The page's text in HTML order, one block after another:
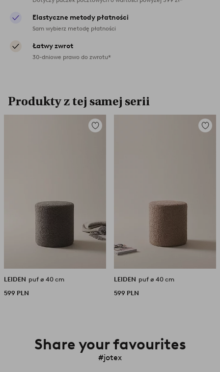
Elastyczne metody płatności
Sam wybierz metodę płatności
Łatwy zwrot
30-dniowe prawo do zwrotu*
Produkty z tej samej serii
Dodaj
LEIDEN puf ø 40 cm
599 PLN
Dodaj
LEIDEN puf ø 40 cm
599 PLN
Share your favourites
#jotex